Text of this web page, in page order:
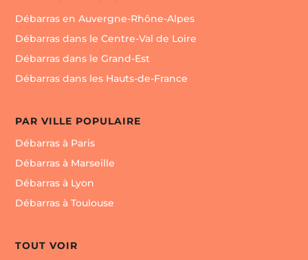
Débarras en Auvergne-Rhône-Alpes
Débarras dans le Centre-Val de Loire
Débarras dans le Grand-Est
Débarras dans les Hauts-de-France
PAR VILLE POPULAIRE
Débarras à Paris
Débarras à Marseille
Débarras à Lyon
Débarras à Toulouse
TOUT VOIR